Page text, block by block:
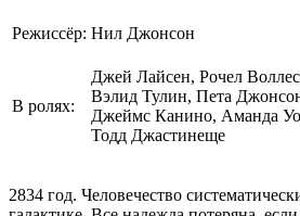
Режиссёр: Нил Джонсон
В ролях:
Джей Лайсен, Рочел
Вэлид Тулин, Пета
Джеймс Канино, Аманда
Тодд Джастинеще
2834 год. Человечество